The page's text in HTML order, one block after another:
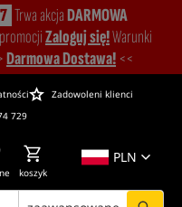
Trwa akcjaDARMOWA
Zaloguj się!Warunki
Darmowa Dostawa! <<
Zadowoleni klienci
729
PLN
koszyk